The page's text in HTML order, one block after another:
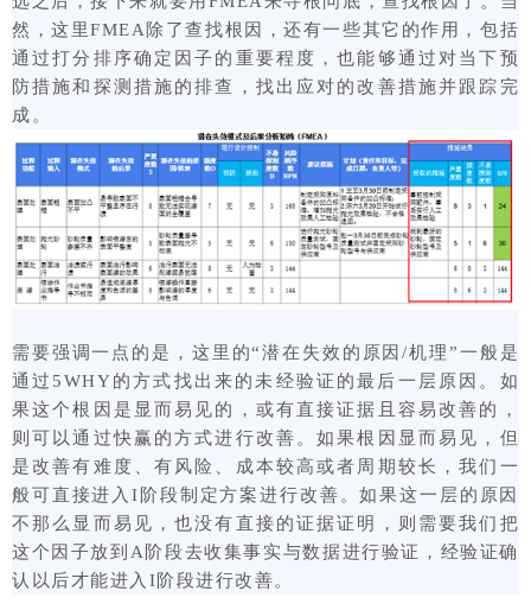
然，这里FMEA除了查找根因，还有一些其它的作用，包括
通过打分排序确定因子的重要程度，也能够通过对当下预
防措施和探测措施的排查，找出应对的改善措施并跟踪完
成。
需要强调一点的是，这里的“潜在失效的原因/机理”一般是
通过5WHY的方式找出来的未经验证的最后一层原因。如
果这个根因是显而易见的，或有直接证据且容易改善的，
则可以通过快赢的方式进行改善。如果根因显而易见，但
是改善有难度、有风险、成本较高或者周期较长，我们一
般可直接进入I阶段制定方案进行改善。如果这一层的原因
不那么显而易见，也没有直接的证据证明，则需要我们把
这个因子放到A阶段去收集事实与数据进行验证，经验证确
认以后才能进入I阶段进行改善。